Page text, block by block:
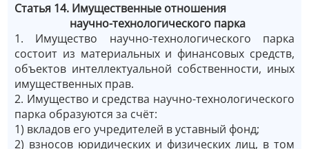
Статья 14. Имущественные отношения
научно-технологического парка
1. Имущество научно-технологического парка
состоит из материальных и финансовых средств,
объектов интеллектуальной собственности, иных
имущественных прав.
2. Имущество и средства научно-технологического
парка образуются за счёт:
1) вкладов его учредителей в уставный фонд;
2) взносов юридических и физических лиц, в том